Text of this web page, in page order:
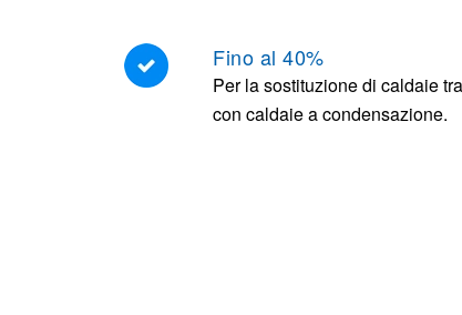
Fino al 40%
Per la sostituzione di caldaie
con caldaie a condensazione.